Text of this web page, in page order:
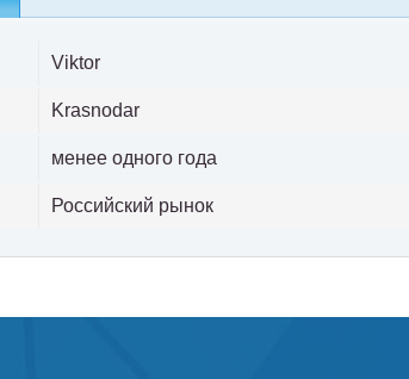
Viktor
Krasnodar
менее одного года
Российский рынок